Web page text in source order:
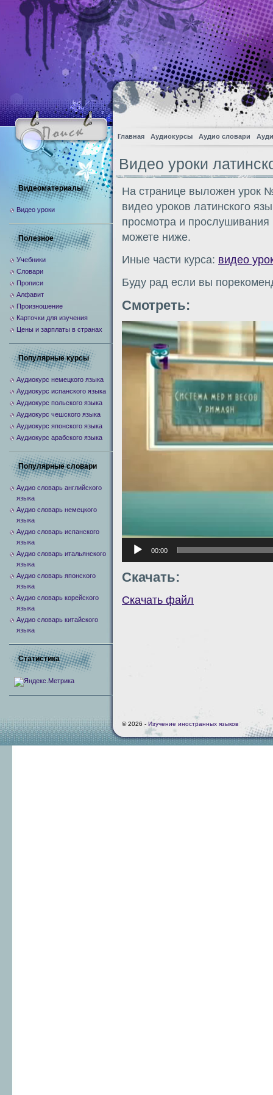
Главная Аудиокурсы Аудио словари
Видео уроки
На странице выложен урок
видео уроков латинского
просмотра и
можете ниже.
Иные части курса: видео
Буду рад если вы
Смотреть:
Видеоплеер
00:00
Скачать:
Скачать файл
Видеоматериалы
Видео уроки
Полезное
Учебники
Словари
Прописи
Алфавит
Произношение
Карточки для изучения
Цены и зарплаты в странах
Популярные курсы
Аудиокурс немецкого языка
Аудиокурс испанского языка
Аудиокурс польского языка
Аудиокурс чешского языка
Аудиокурс японского языка
Аудиокурс арабского языка
Популярные словари
Аудио словарь английского
языка
Аудио словарь немецкого
языка
Аудио словарь испанского
языка
Аудио словарь итальянского
языка
Аудио словарь японского
языка
Аудио словарь корейского
языка
Аудио словарь китайского
языка
Статистика
© 2026 - Изучение иностранных языков